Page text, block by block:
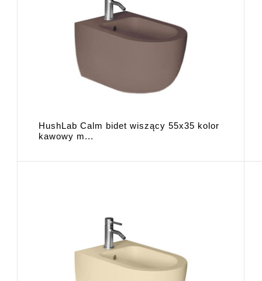
HushLab Calm bidet wiszący 55x35 kolor
kawowy m...